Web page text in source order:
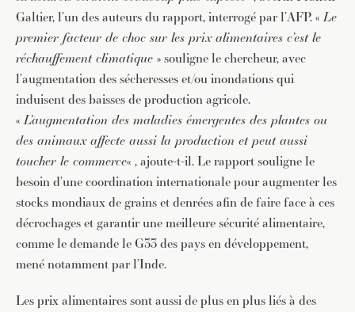
Galtier, l’un des auteurs du rapport, interrogé par l’AFP. «Le
premier facteur de choc sur les prix alimentaires c’est le
réchauffement climatique » souligne le chercheur, avec
l’augmentation des sécheresses et/ou inondations qui
induisent des baisses de production agricole.
«L’augmentation des maladies émergentes des plantes ou
des animaux affecte aussi la production et peut aussi
toucher le commerce« , ajoute-t-il. Le rapport souligne le
besoin d’une coordination internationale pour augmenter les
stocks mondiaux de grains et denrées afin de faire face à ces
décrochages et garantir une meilleure sécurité alimentaire,
comme le demande le G33 des pays en développement,
mené notamment par l’Inde.
Les prix alimentaires sont aussi de plus en plus liés à des